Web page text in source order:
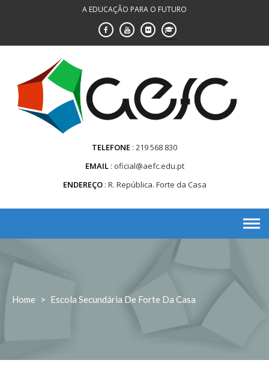
A EDUCAÇÃO PARA O FUTURO
TELEFONE 219 568 830
EMAIL oficial@aefc.edu.pt
ENDEREÇO R. República. Forte da Casa
Home > Escola Secundária De Forte Da Casa